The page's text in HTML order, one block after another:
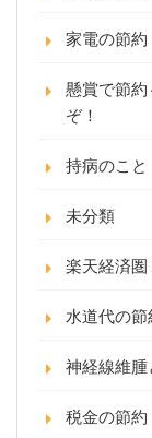
家電の節約
懸賞で節約
ぞ！
持病のこと
未分類
楽天経済圏
水道代の節
神経線維
税金の節約